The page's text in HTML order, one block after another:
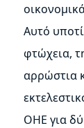
Αυτό
φτώχεια,
αρρώστια
ΟΗΕ για